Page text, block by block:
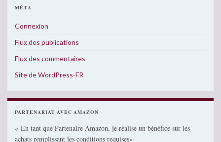
MÉTA
Connexion
Flux des publications
Flux des commentaires
Site de WordPress-FR
PARTENARIAT AVEC AMAZON
« En tant que Partenaire Amazon, je réalise un bénéfice sur les
achats remplissant les conditions requises»